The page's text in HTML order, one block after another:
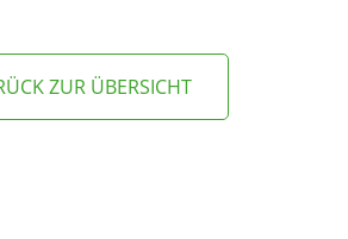
ZUR ÜBERSICHT